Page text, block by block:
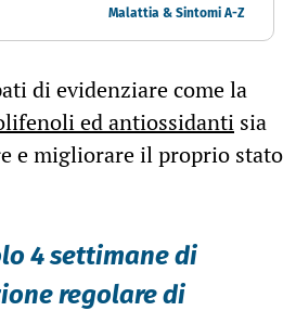
Malattia & Sintomi A-Z
di evidenziare come la
ed antiossidanti sia
e migliorare il proprio stato
4 settimane di
regolare di